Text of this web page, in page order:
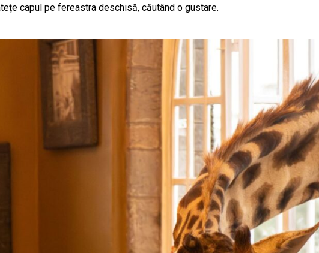
capul pe fereastra deschisă, căutând o gustare.